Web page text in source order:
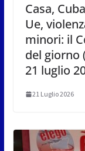
Casa,
Ue,
minori: il
del giorno
21 luglio
21 Luglio 2026